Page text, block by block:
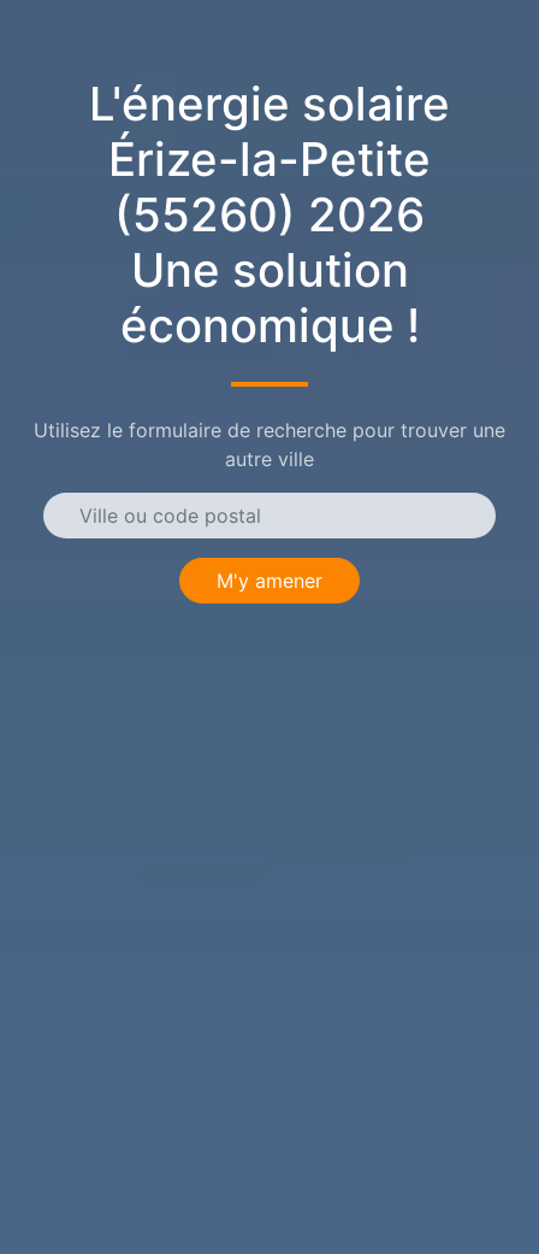
L'énergie solaire
Érize-la-Petite
(55260) 2026
Une solution
économique !
Utilisez le formulaire de recherche pour trouver une
autre ville
M'y amener